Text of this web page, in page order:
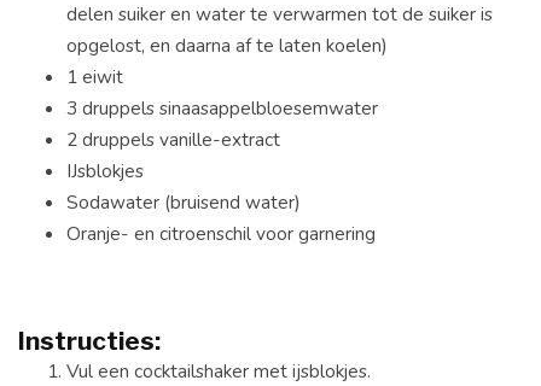
delen suiker en water te verwarmen tot de suiker is
opgelost, en daarna af te laten koelen)
1 eiwit
3 druppels sinaasappelbloesemwater
2 druppels vanille-extract
IJsblokjes
Sodawater (bruisend water)
Oranje- en citroenschil voor garnering
Instructies:
Vul een cocktailshaker met ijsblokjes.